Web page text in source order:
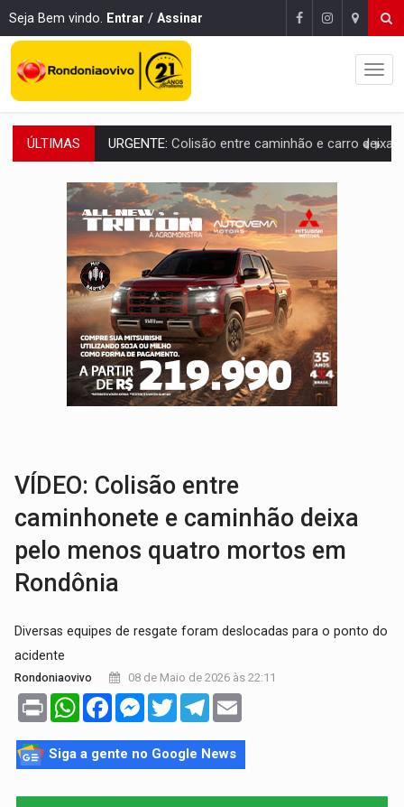
Seja Bem vindo. Entrar / Assinar
ÚLTIMAS ENCONTRO:Amazônia Negra ganha projeção nacional com participação de
PREVISÃO:Porto Velho tem chances de chuvas isoladas nesta
SINDICATOS UNIDOS:Assembleia Geral delibera greve da educação
PROCESSO SELETIVO:Rondoniaovivo abre oficina de Comunicação com
AGOSTO LILÁS:MPRO lança de portal e promove reflexão sobre trajetória da
REGULARIZAÇÃO:Refis 2026 segue até o fim do ano para
ROLIM DE MOURA: Programa da Energisa beneficia 60 famílias com geladeiras
VIOLÊNCIA VICÁRIA:MPRO obtém condenação de réu a 21 anos de prisão
VÍDEO: Colisão entre
caminhonete e caminhão deixa
pelo menos quatro mortos em
Rondônia
​ Diversas equipes de resgate foram deslocadas para o ponto do
acidente
Rondoniaovivo 08 de Maio de 2026 às 22:11
Print WhatsAppFacebookMessenger
TwitterTelegram
Siga a gente no Google News